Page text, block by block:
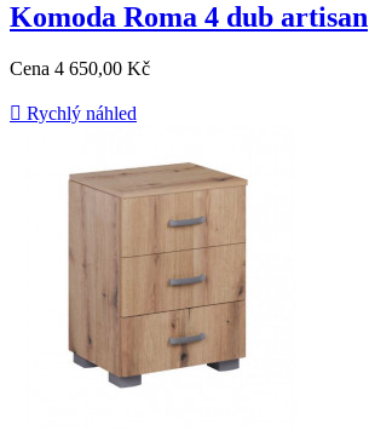
Komoda Roma 4 dub artisan
Cena 4 650,00 Kč
 Rychlý náhled